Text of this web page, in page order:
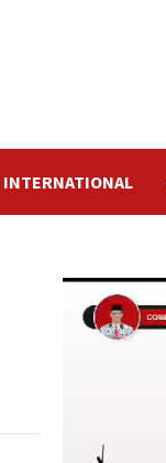
INTERNATIONAL